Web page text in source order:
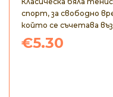
спорт, за свободно
който се съчетава
€5.30